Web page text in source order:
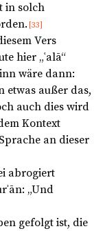
in solch
[33]
Vers
hier „ʿalā“
wäre dann:
etwas außer das,
auch dies wird
Kontext
an dieser
abrogiert
„Und
gefolgt ist, die